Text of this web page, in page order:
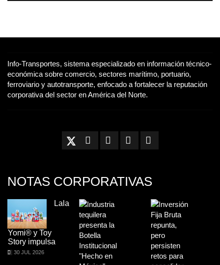
Info-Transportes, sistema especializado en información técnico-
económica sobre comercio, sectores marítimo, portuario,
ferroviario y autotransporte, enfocado a fortalecer la reputación
corporativa del sector en América del Norte.
NOTAS CORPORATIVAS
Lala
Yomi® y Toy
Story impulsa
30 JUL 2026